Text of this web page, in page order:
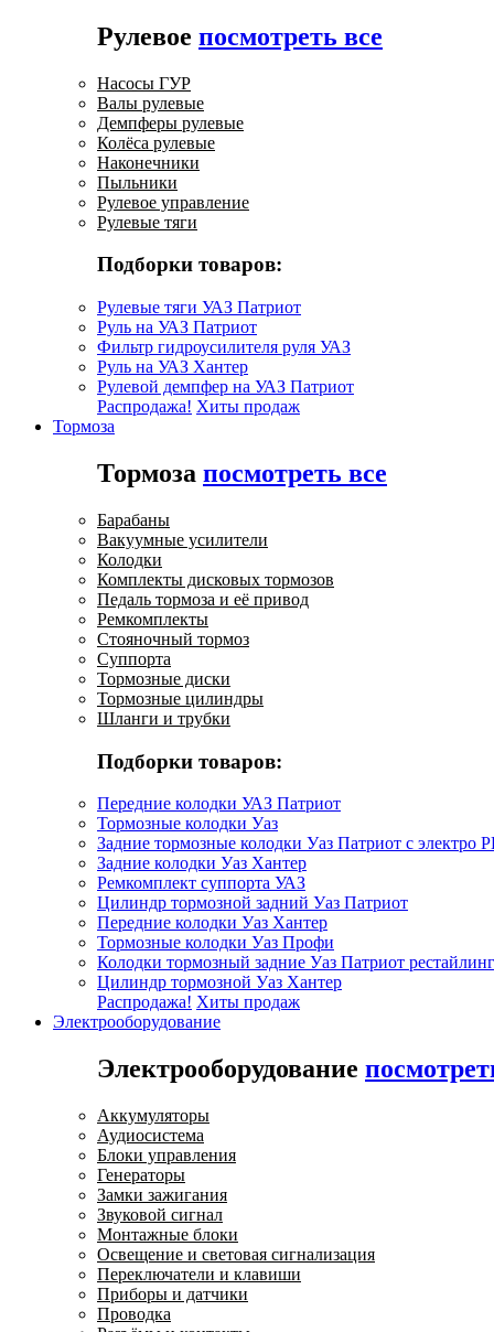
Рулевое посмотреть все
Насосы ГУР
Валы рулевые
Демпферы рулевые
Колёса рулевые
Наконечники
Пыльники
Рулевое управление
Рулевые тяги
Подборки товаров:
Рулевые тяги УАЗ Патриот
Руль на УАЗ Патриот
Фильтр гидроусилителя руля УАЗ
Руль на УАЗ Хантер
Рулевой демпфер на УАЗ Патриот
Распродажа! Хиты продаж
Тормоза
Тормоза посмотреть все
Барабаны
Вакуумные усилители
Колодки
Комплекты дисковых тормозов
Педаль тормоза и её привод
Ремкомплекты
Стояночный тормоз
Суппорта
Тормозные диски
Тормозные цилиндры
Шланги и трубки
Подборки товаров:
Передние колодки УАЗ Патриот
Тормозные колодки Уаз
Задние тормозные колодки Уаз Патриот с электро
Задние колодки Уаз Хантер
Ремкомплект суппорта УАЗ
Цилиндр тормозной задний Уаз Патриот
Передние колодки Уаз Хантер
Тормозные колодки Уаз Профи
Колодки тормозный задние Уаз Патриот
Цилиндр тормозной Уаз Хантер
Распродажа! Хиты продаж
Электрооборудование
Электрооборудование
Аккумуляторы
Аудиосистема
Блоки управления
Генераторы
Замки зажигания
Звуковой сигнал
Монтажные блоки
Освещение и световая сигнализация
Переключатели и клавиши
Приборы и датчики
Проводка